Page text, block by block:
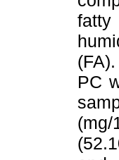
fatty
PC
(mg/